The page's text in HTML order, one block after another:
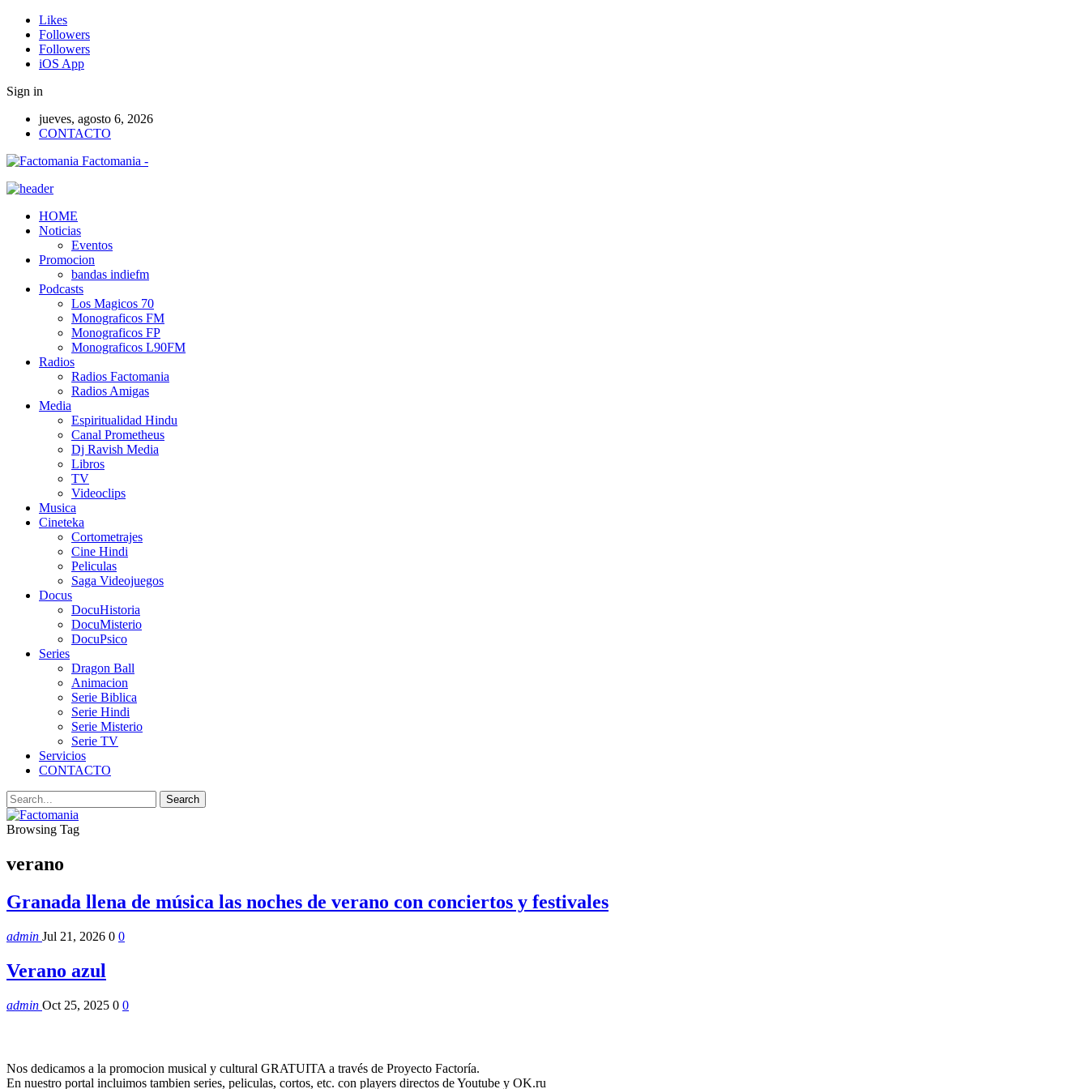
Likes
Followers
Followers
iOS App
Sign in
jueves, agosto 6, 2026
CONTACTO
Factomania -
HOME
Noticias
Eventos
Promocion
bandas indiefm
Podcasts
Los Magicos 70
Monograficos FM
Monograficos FP
Monograficos L90FM
Radios
Radios Factomania
Radios Amigas
Media
Espiritualidad Hindu
Canal Prometheus
Dj Ravish Media
Libros
TV
Videoclips
Musica
Cineteka
Cortometrajes
Cine Hindi
Peliculas
Saga Videojuegos
Docus
DocuHistoria
DocuMisterio
DocuPsico
Series
Dragon Ball
Animacion
Serie Biblica
Serie Hindi
Serie Misterio
Serie TV
Servicios
CONTACTO
Browsing Tag
verano
Granada llena de música las noches de verano con conciertos y festivales
admin Jul 21, 2026 0 0
Verano azul
admin Oct 25, 2025 0 0
Nos dedicamos a la promocion musical y cultural GRATUITA a través de Proyecto Factoría.
En nuestro portal incluimos tambien series, peliculas, cortos, etc. con players directos de Youtube y OK.ru